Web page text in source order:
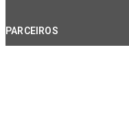
PARCEIROS